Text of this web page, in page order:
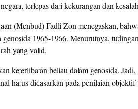
terlepas dari kekurangan dan
(Menbud) Fadli Zon menegaskan,
1965-1966. Menurutnya,
yang valid.
keterlibatan beliau dalam genosida.
harus didasarkan pada penilaian